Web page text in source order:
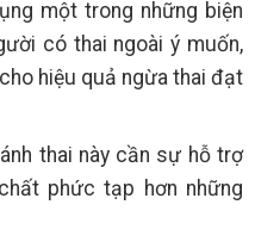
một trong những biện
có thai ngoài ý muốn,
hiệu quả ngừa thai đạt
thai này cần sự hỗ trợ
phức tạp hơn những